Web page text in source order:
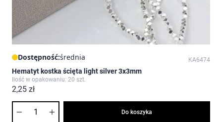
Dostępność:średnia KA6474
Hematyt kostka ścięta light silver 3x3mm
Ilość w opakowaniu: 20 szt.
2,25 zł
Do koszyka